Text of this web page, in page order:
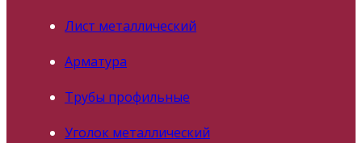
Лист металлический
Арматура
Трубы профильные
Уголок металлический